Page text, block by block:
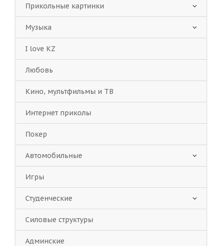
Прикольные картинки
Музыка
I love KZ
Любовь
Кино, мультфильмы и ТВ
Интернет приколы
Покер
Автомобильные
Игры
Студенческие
Силовые структуры
Админские